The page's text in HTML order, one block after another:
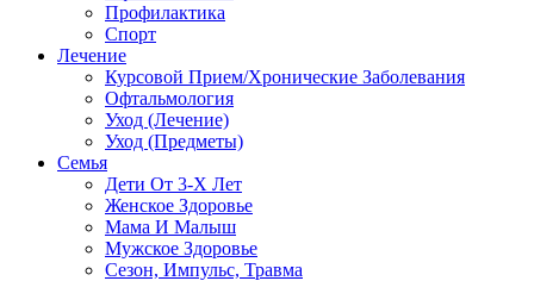
Профилактика
Спорт
Лечение
Курсовой Прием/Хронические Заболевания
Офтальмология
Уход (Лечение)
Уход (Предметы)
Семья
Дети От 3-Х Лет
Женское Здоровье
Мама И Малыш
Мужское Здоровье
Сезон, Импульс, Травма